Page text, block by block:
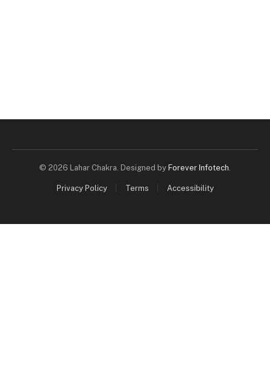
© 2026 Lahar Chakra. Designed by Forever Infotech
Privacy Policy Terms Accessibility